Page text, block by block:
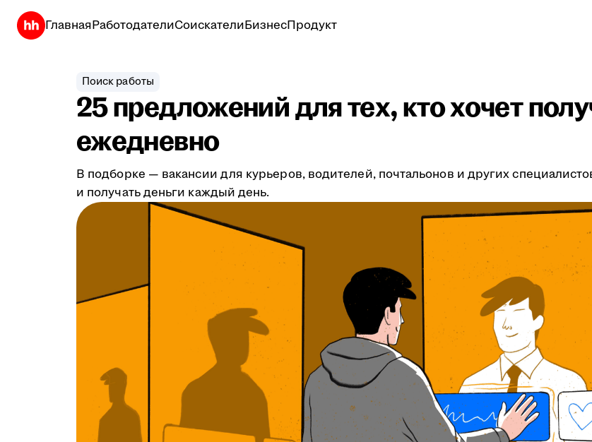
ГлавнаяРаботодателиСоискателиБизнесПродукт
Поиск работы
25 предложений для тех, кто хочет
ежедневно
В подборке — вакансии для курьеров, водителей, почтальонов и других
и получать деньги каждый день.